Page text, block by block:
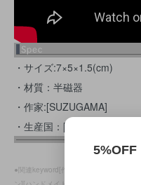
・サイズ:7×5×1.5(cm)
・材質：半磁器
・作家:[SUZUGAMA]
・生産国：[日本製]
●関連keyword[作家もの][SUZUGAMA][
5%OFF